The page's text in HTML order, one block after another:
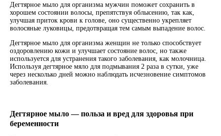
Дегтярное мыло для организма мужчин поможет сохранить в
хорошем состоянии волосы, препятствуя облысению, так как,
улучшая приток крови к голове, оно существенно укрепляет
волосяные луковицы, предотвращая тем самым выпадение волос.
Дегтярное мыло для организма женщин не только способствует
оздоровлению кожи и улучшает состояние волос, но также
используется для устранения такого заболевания, как молочница.
Используя дегтярное мяло для подмывания 2 раза в сутки, уже
через несколько дней можно наблюдать исчезновение симптомов
заболевания.
Дегтярное мыло — польза и вред для здоровья при
беременности